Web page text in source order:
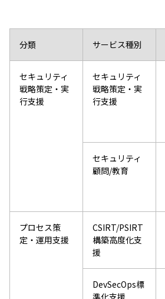
分類 サービス種別
セキュリティ
戦略策定・実
行支援
セキュリティ
戦略策定・実
行支援
セキュリティ
顧問/教育
プロセス策
定・運用支援
CSIRT/PSIRT
構築高度化支
援
DevSecOps標